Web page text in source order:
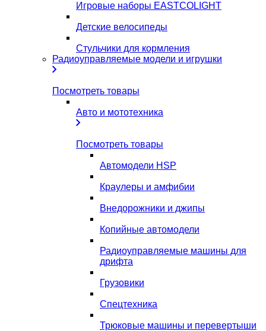
Игровые наборы EASTCOLIGHT
Детские велосипеды
Стульчики для кормления
Радиоуправляемые модели и игрушки
Посмотреть товары
Авто и мототехника
Посмотреть товары
Автомодели HSP
Краулеры и амфибии
Внедорожники и джипы
Копийные автомодели
Радиоуправляемые машины для
дрифта
Грузовики
Спецтехника
Трюковые машины и перевертыши